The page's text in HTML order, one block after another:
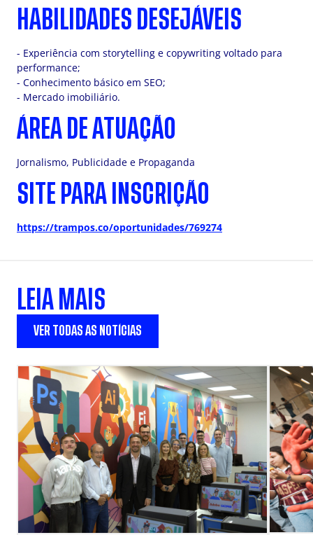
HABILIDADES DESEJÁVEIS
- Experiência com storytelling e copywriting voltado para
performance;
- Conhecimento básico em SEO;
- Mercado imobiliário.
ÁREA DE ATUAÇÃO
Jornalismo, Publicidade e Propaganda
SITE PARA INSCRIÇÃO
https://trampos.co/oportunidades/769274
LEIA MAIS
VER TODAS AS NOTÍCIAS